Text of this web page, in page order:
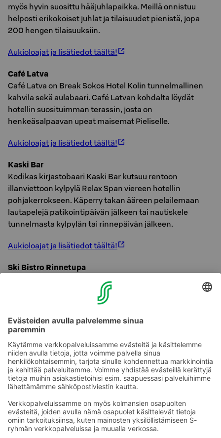
myös hyvin suosittu hääjuhlapaikka. Meillä onnistuu
helposti erikokoiset juhlat ja tilaisuudet pienistä, jopa
200 hengen tilaisuuksiin.
Aukioloajat ja lisätiedot täältä!
Café Latva
Café Latva on Break Sokos Hotel Kolin tunnelmallinen
kahvila sekä aulabaari. Café Latvan kohdalta löydät
hotellin suosituimman terassin, josta on
henkeäsalpaavan upeat maisemat Pieliselle.
Aukioloajat ja lisätiedot täältä!
Kaski Bar
Kodikas kirjastobaari Kaski Bar kutsuu rentoon
illanviettoon kylpylä Relax Span viereen hotellin
pohjakerrokseen. Käperry takan ääreen pelailemaan
lautapelejä patikointipäivän jälkeen tai nautiskele
tunnelmasta kylpylän tai rinnepäivän jälkeen.
Aukioloajat ja lisätiedot täältä!
Ski Bistro Rinnetupa
Kuumaa kaakaota, kahvilaherkkuja, hampurilaisia ja
muita laskettelijan klassikoita Ukko-Kolin rinteiden
juurella. A-oikeudet, langaton nettiyhteys, nuotiopaikka
tunnelmallinen ja rento paikka myös erilaisiin
Aukioloajat ja lisätiedot täältä!
Ota yhteyttä
Hotellien yhteystiedot
Sokos Hotels uutiskirje
Tilaa uutiskirje